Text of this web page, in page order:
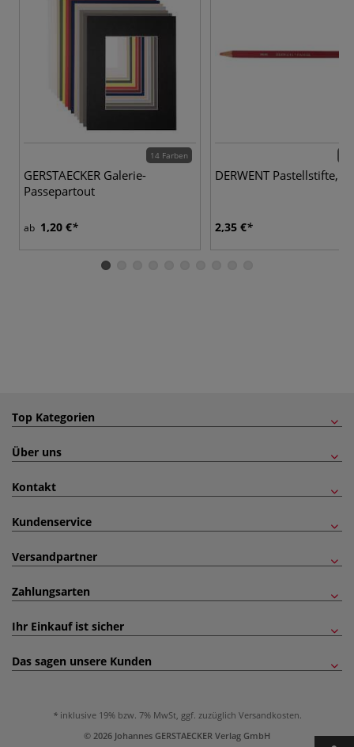
14 Farben
GERSTAECKER Galerie-
Passepartout
ab 1,20 €
DERWENT Pastellstifte,
2,35 €
Top Kategorien
Über uns
Kontakt
Kundenservice
Versandpartner
Zahlungsarten
Ihr Einkauf ist sicher
Das sagen unsere Kunden
inklusive 19% bzw. 7% MwSt, ggf. zuzüglich Versandkosten.
© 2026 Johannes GERSTAECKER Verlag GmbH